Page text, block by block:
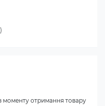
моменту отримання товару